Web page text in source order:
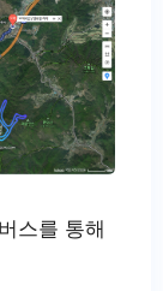
스를 통해